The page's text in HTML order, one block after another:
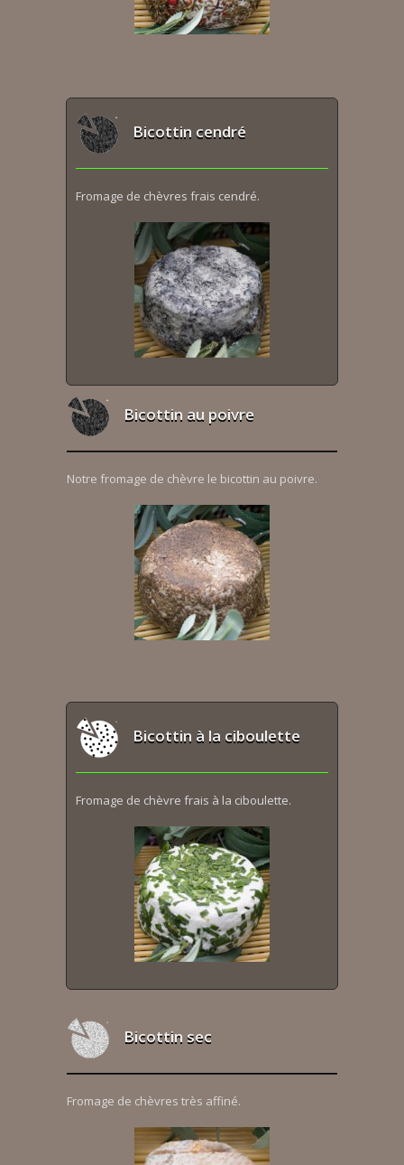
Bicottin cendré
Fromage de chèvres frais cendré.
Bicottin au poivre
Notre fromage de chèvre le bicottin au poivre.
Bicottin à la ciboulette
Fromage de chèvre frais à la ciboulette.
Bicottin sec
Fromage de chèvres très affiné.